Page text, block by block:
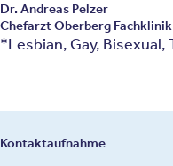
Dr. Andreas Pelzer
Chefarzt Oberberg
*Lesbian, Gay, Bisexual,
Kontaktaufnahme